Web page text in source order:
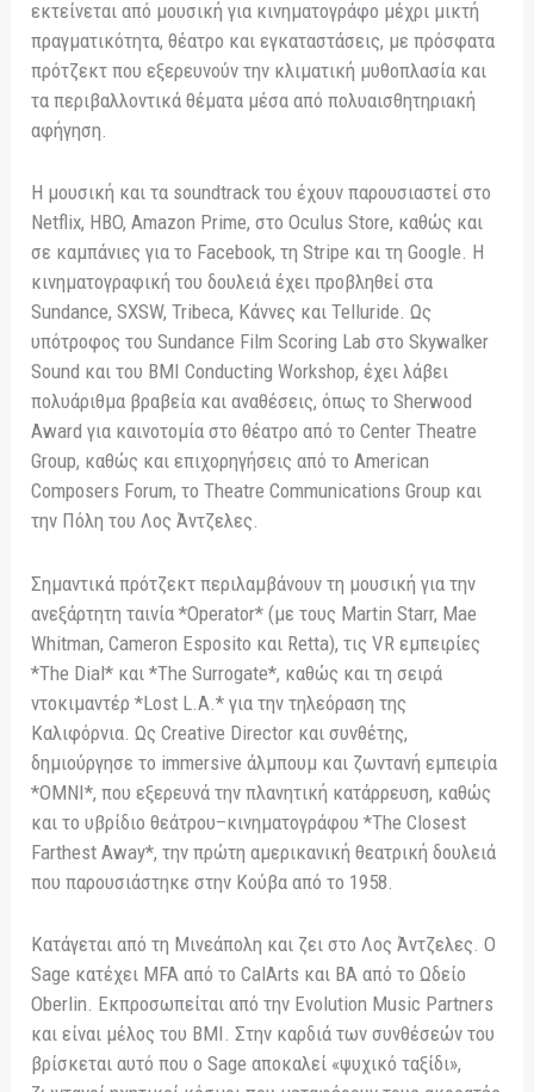
εκτείνεται από μουσική για κινηματογράφο μέχρι μικτή
πραγματικότητα, θέατρο και εγκαταστάσεις, με πρόσφατα
πρότζεκτ που εξερευνούν την κλιματική μυθοπλασία και
τα περιβαλλοντικά θέματα μέσα από πολυαισθητηριακή
αφήγηση.
Η μουσική και τα soundtrack του έχουν παρουσιαστεί στο
Netflix, HBO, Amazon Prime, στο Oculus Store, καθώς και
σε καμπάνιες για το Facebook, τη Stripe και τη Google. Η
κινηματογραφική του δουλειά έχει προβληθεί στα
Sundance, SXSW, Tribeca, Κάννες και Telluride. Ως
υπότροφος του Sundance Film Scoring Lab στο Skywalker
Sound και του BMI Conducting Workshop, έχει λάβει
πολυάριθμα βραβεία και αναθέσεις, όπως το Sherwood
Award για καινοτομία στο θέατρο από το Center Theatre
Group, καθώς και επιχορηγήσεις από το American
Composers Forum, το Theatre Communications Group και
την Πόλη του Λος Άντζελες.
Σημαντικά πρότζεκτ περιλαμβάνουν τη μουσική για την
ανεξάρτητη ταινία *Operator* (με τους Martin Starr, Mae
Whitman, Cameron Esposito και Retta), τις VR εμπειρίες
*The Dial* και *The Surrogate*, καθώς και τη σειρά
ντοκιμαντέρ *Lost L.A.* για την τηλεόραση της
Καλιφόρνια. Ως Creative Director και συνθέτης,
δημιούργησε το immersive άλμπουμ και ζωντανή εμπειρία
*OMNI*, που εξερευνά την πλανητική κατάρρευση, καθώς
και το υβρίδιο θεάτρου–κινηματογράφου *The Closest
Farthest Away*, την πρώτη αμερικανική θεατρική δουλειά
που παρουσιάστηκε στην Κούβα από το 1958.
Κατάγεται από τη Μινεάπολη και ζει στο Λος Άντζελες. Ο
Sage κατέχει MFA από το CalArts και BA από το Ωδείο
Oberlin. Εκπροσωπείται από την Evolution Music Partners
και είναι μέλος του BMI. Στην καρδιά των συνθέσεών του
βρίσκεται αυτό που ο Sage αποκαλεί «ψυχικό ταξίδι»,